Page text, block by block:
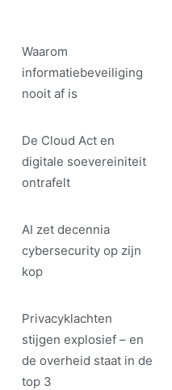
Waarom
informatiebeveiliging
nooit af is
De Cloud Act en
digitale soe­ve­rei­ni­teit
ontrafelt
AI zet decennia
cybersecurity op zijn
kop
Privacyklachten
stijgen explosief – en
de overheid staat in de
top 3